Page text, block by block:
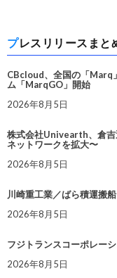
プレスリリースま
CBcloud、全国の「Marq
ム「MarqGO」開始
2026年8月5日
株式会社Univearth、倉吉
ネットワークを拡大〜
2026年8月5日
川崎重工業／ばら積運搬
2026年8月5日
フジトランスコーポレー
2026年8月5日